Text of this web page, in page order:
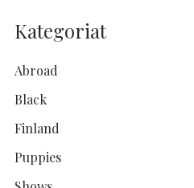
Kategoriat
Abroad
Black
Finland
Puppies